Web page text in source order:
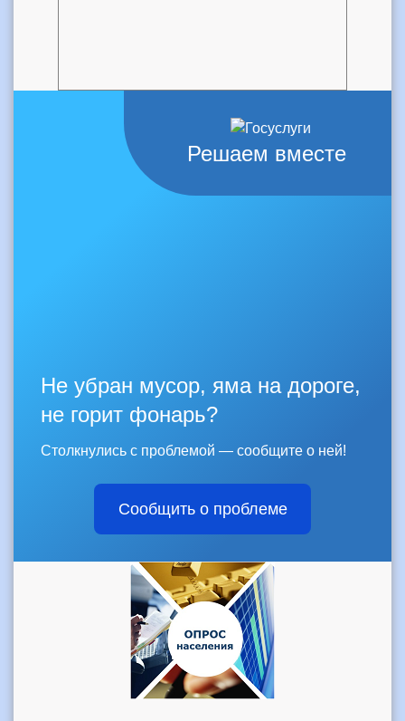
Решаем вместе
Не убран мусор, яма на дороге,
не горит фонарь?
Столкнулись с проблемой — сообщите о ней!
Сообщить о проблеме